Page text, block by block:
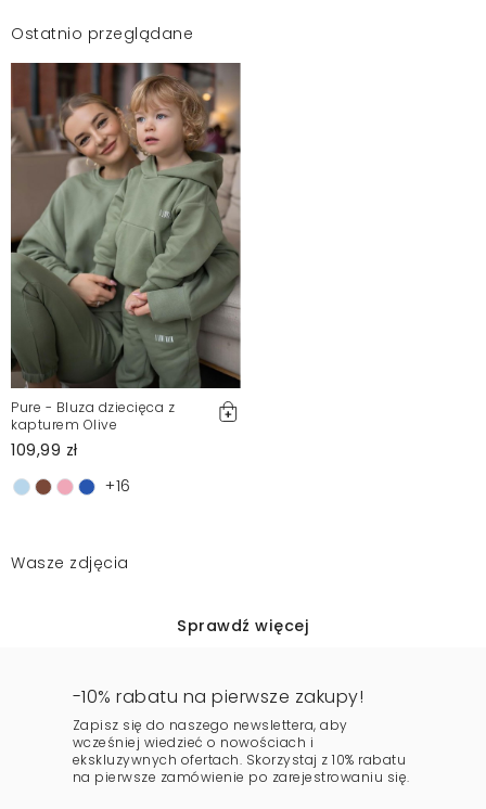
Ostatnio przeglądane
Pure - Bluza dziecięca z
kapturem Olive
109,99 zł
+16
Wasze zdjęcia
Sprawdź więcej
-10% rabatu na pierwsze zakupy!
Zapisz się do naszego newslettera, aby
wcześniej wiedzieć o nowościach i
ekskluzywnych ofertach. Skorzystaj z 10% rabatu
na pierwsze zamówienie po zarejestrowaniu się.